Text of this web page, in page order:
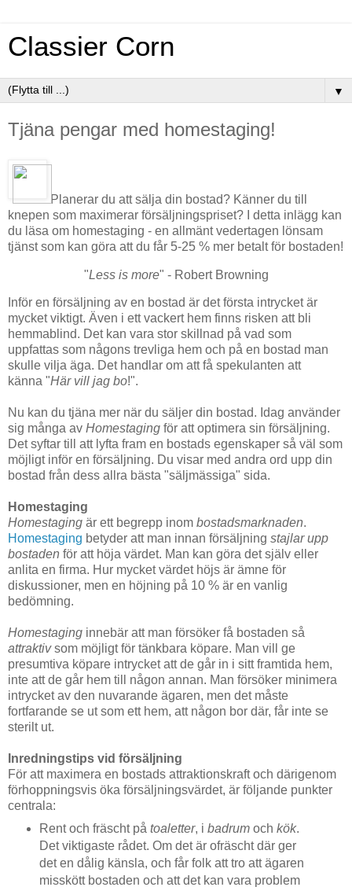
Classier Corn
▼
Tjäna pengar med homestaging!
Planerar du att sälja din bostad? Känner du till
knepen som maximerar försäljningspriset? I detta inlägg kan
du läsa om homestaging - en allmänt vedertagen lönsam
tjänst som kan göra att du får 5-25 % mer betalt för bostaden!
"Less is more" - Robert Browning
Inför en försäljning av en bostad är det första intrycket är
mycket viktigt. Även i ett vackert hem finns risken att bli
hemmablind. Det kan vara stor skillnad på vad som
uppfattas som någons trevliga hem och på en bostad man
skulle vilja äga. Det handlar om att få spekulanten att
känna "Här vill jag bo!".
Nu kan du tjäna mer när du säljer din bostad. Idag använder
sig många av Homestaging för att optimera sin försäljning.
Det syftar till att lyfta fram en bostads egenskaper så väl som
möjligt inför en försäljning. Du visar med andra ord upp din
bostad från dess allra bästa "säljmässiga" sida.
Homestaging
Homestaging är ett begrepp inom bostadsmarknaden.
Homestaging betyder att man innan försäljning stajlar upp
bostaden för att höja värdet. Man kan göra det själv eller
anlita en firma. Hur mycket värdet höjs är ämne för
diskussioner, men en höjning på 10 % är en vanlig
bedömning.
Homestaging innebär att man försöker få bostaden så
attraktivsom möjligt för tänkbara köpare. Man vill ge
presumtiva köpare intrycket att de går in i sitt framtida hem,
inte att de går hem till någon annan. Man försöker minimera
intrycket av den nuvarande ägaren, men det måste
fortfarande se ut som ett hem, att någon bor där, får inte se
sterilt ut.
Inredningstips vid försäljning
För att maximera en bostads attraktionskraft och därigenom
förhoppningsvis öka försäljningsvärdet, är följande punkter
centrala:
Rent och fräscht på toaletter, i badrumoch kök.
Det viktigaste rådet. Om det är ofräscht där ger
det en dålig känsla, och får folk att tro att ägaren
misskött bostaden och att det kan vara problem